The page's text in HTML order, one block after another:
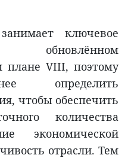
ключевое
плане VIII, поэтому
определить
чтобы обеспечить
количества
экономической
отрасли. Тем